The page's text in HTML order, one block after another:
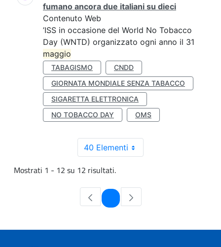
fumano ancora due italiani su dieci
Contenuto Web
’ISS in occasione del World No Tobacco
Day (WNTD) organizzato ogni anno il 31
maggio
TABAGISMO
CNDD
GIORNATA MONDIALE SENZA TABACCO
SIGARETTA ELETTRONICA
NO TOBACCO DAY
OMS
40 Elementi
Mostrati 1 - 12 su 12 risultati.
Pagina